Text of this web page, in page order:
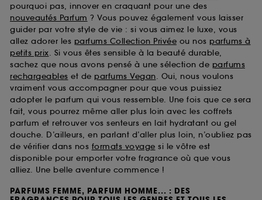
pourquoi pas, innover en craquant pour une des
nouveautés Parfum ? Vous pouvez également vous laisser
guider par votre style de vie : si vous aimez le luxe, vous
allez adorer les parfums Collection Privée ou nos parfums à
petits prix. Si vous êtes sensible à la beauté durable,
sachez que nous avons pensé à une sélection de parfums
rechargeables et de parfums Vegan. Oui, nous voulons
vraiment vous accompagner pour que vous puissiez
adopter le parfum qui vous ressemble. Une fois que ce sera
fait, vous pourrez même aller plus loin avec les coffrets
parfum et retrouver vos senteurs en lait hydratant ou gel
douche. D’ailleurs, en parlant d’aller plus loin, n’oubliez pas
de vérifier dans nos formats voyage si le vôtre est
disponible pour emporter votre fragrance où que vous
alliez. Une belle aventure commence !
PARFUMS FEMME, PARFUM HOMME... : DES